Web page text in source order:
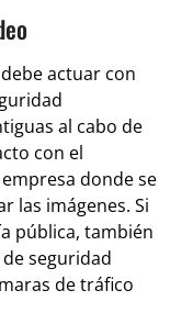
actuar con
al cabo de
con el
donde se
las imágenes. Si
pública, también
seguridad
de tráfico